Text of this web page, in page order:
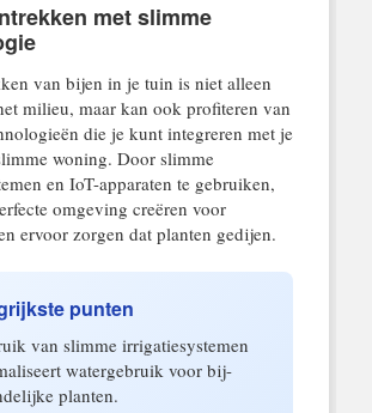
met slimme
van bijen in je tuin is niet alleen
milieu, maar kan ook profiteren van
die je kunt integreren met je
woning. Door slimme
en IoT-apparaten te gebruiken,
omgeving creëren voor
ervoor zorgen dat planten gedijen.
punten
van slimme irrigatiesystemen
watergebruik voor bij-
planten.